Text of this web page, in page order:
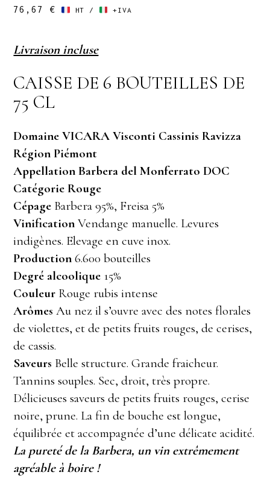
76,67 € HT / +IVA
Livraison incluse
CAISSE DE 6 BOUTEILLES DE
75 CL
Domaine VICARA Visconti Cassinis Ravizza
Région Piémont
Appellation Barbera del Monferrato DOC
Catégorie Rouge
Cépage Barbera 95%, Freisa 5%
Vinification Vendange manuelle. Levures
indigènes. Elevage en cuve inox.
Production 6.600 bouteilles
Degré alcoolique 15%
Couleur Rouge rubis intense
Arômes Au nez il s’ouvre avec des notes florales
de violettes, et de petits fruits rouges, de cerises,
de cassis.
Saveurs Belle structure. Grande fraicheur.
Tannins souples. Sec, droit, très propre.
Délicieuses saveurs de petits fruits rouges, cerise
noire, prune. La fin de bouche est longue,
équilibrée et accompagnée d’une délicate acidité.
La pureté de la Barbera, un vin extrêmement
agréable à boire !